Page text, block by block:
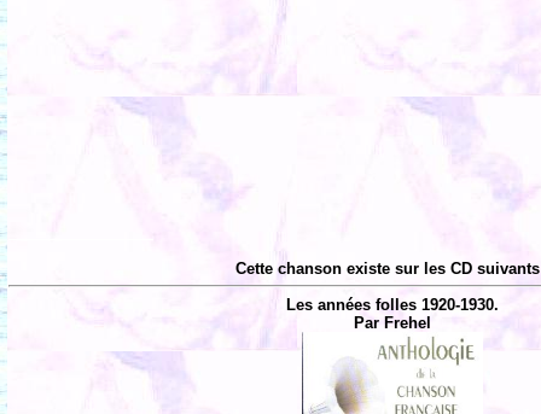
Cette chanson existe sur les CD
Les années folles 1920-1930.
Par Frehel